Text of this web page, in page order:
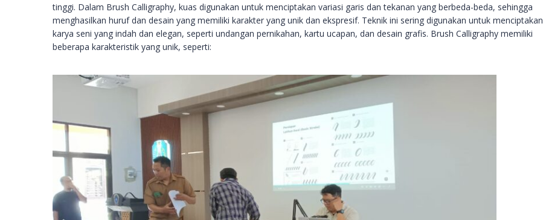
tinggi. Dalam Brush Calligraphy, kuas digunakan untuk menciptakan variasi garis dan tekanan yang berbeda-beda, sehingga
menghasilkan huruf dan desain yang memiliki karakter yang unik dan ekspresif. Teknik ini sering digunakan untuk menciptakan
karya seni yang indah dan elegan, seperti undangan pernikahan, kartu ucapan, dan desain grafis. Brush Calligraphy memiliki
beberapa karakteristik yang unik, seperti: